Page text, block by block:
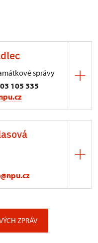
správy
105 335
ZPRÁV